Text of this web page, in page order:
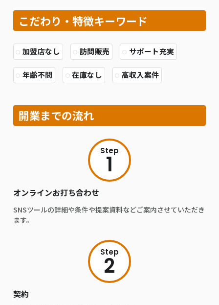
こだわり・特徴キーワード
加盟店なし 訪問販売 サポート充実
年齢不問 在庫なし 高収入案件
開業までの流れ
Step
1
オンラインお打ち合わせ
SNSツールの詳細や条件や提案資料などご案内させていただき
ます。
Step
2
契約